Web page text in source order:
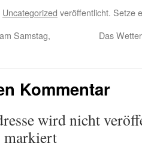
Uncategorized veröffentlicht. Setze
Samstag,
Das
Kommentar
wird nicht
markiert